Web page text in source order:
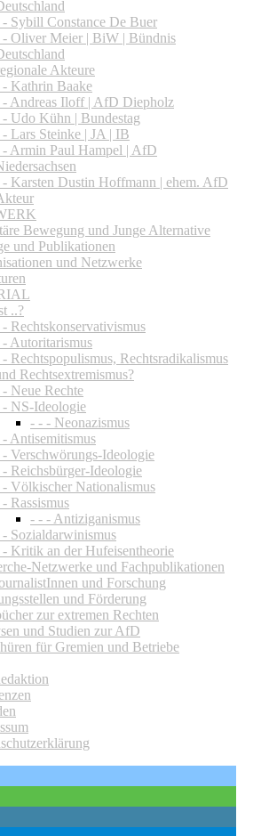
- Sybill Constance De Buer
- Oliver Meier | BiW | Bündnis
Akteure
- Kathrin Baake
- Andreas Iloff | AfD Diepholz
- Udo Kühn | Bundestag
- Lars Steinke | JA | IB
- Armin Paul Hampel | AfD
- Karsten Dustin Hoffmann | ehem. AfD
Bewegung und Junge Alternative
und Publikationen
und Netzwerke
..?
- Rechtskonservativismus
- Autoritarismus
- Rechtspopulismus, Rechtsradikalismus
Rechtsextremismus?
- Neue Rechte
- NS-Ideologie
- - - Neonazismus
- Antisemitismus
- Verschwörungs-Ideologie
- Reichsbürger-Ideologie
- Völkischer Nationalismus
Rassismus
- - - Antiziganismus
- Sozialdarwinismus
- Kritik an der Hufeisentheorie
Netzwerke und Fachpublikationen
und Forschung
und Förderung
zur extremen Rechten
und Studien zur AfD
für Gremien und Betriebe